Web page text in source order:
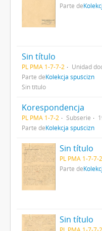
Parte de
Sin título
PL PMA 1-7-7-2 Unidad
Parte deKolekcja spuścizn
Sin título
Korespondencja
PL PMA 1-7-2 Subserie
Parte deKolekcja spuścizn
Sin título
PL PMA 1-7-7-
Parte de
Sin título